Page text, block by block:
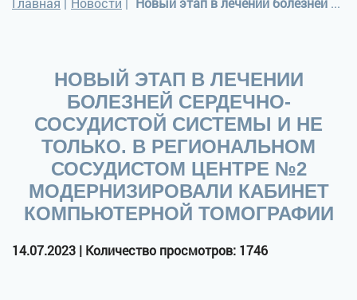
НОВЫЙ ЭТАП В ЛЕЧЕНИИ
БОЛЕЗНЕЙ СЕРДЕЧНО-
СОСУДИСТОЙ СИСТЕМЫ И НЕ
ТОЛЬКО. В РЕГИОНАЛЬНОМ
СОСУДИСТОМ ЦЕНТРЕ №2
МОДЕРНИЗИРОВАЛИ КАБИНЕТ
КОМПЬЮТЕРНОЙ ТОМОГРАФИИ
14.07.2023 | Количество просмотров: 1746